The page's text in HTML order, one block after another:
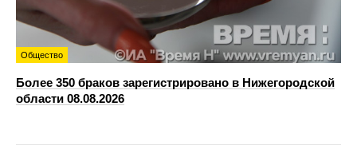
Общество
Более 350 браков зарегистрировано в Нижегородской
области 08.08.2026